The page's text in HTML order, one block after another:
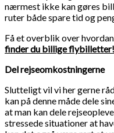
nærmest ikke kan gøres
ruter både spare tid og
Få et overblik over
finder du billige flybilletter!
Del rejseomkostningerne
Slutteligt vil vi her gerne
kan på denne måde dele
at man kan dele
stressede situationer at